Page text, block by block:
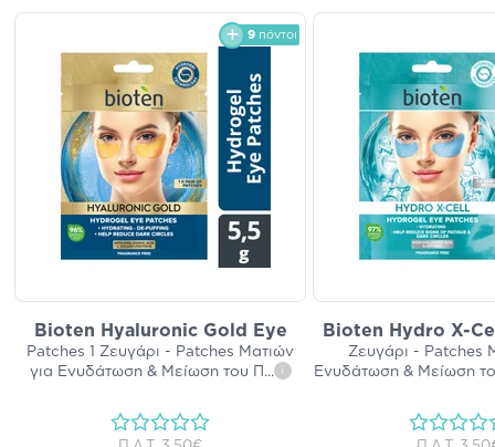
9 πόντοι
Bioten Hyaluronic Gold Eye
Patches 1 Ζευγάρι - Patches Ματιών
για Ενυδάτωση & Μείωση του Π ... i
Bioten Hydro X-
Ζευγάρι - Patches
Ενυδάτωση & Μείωση